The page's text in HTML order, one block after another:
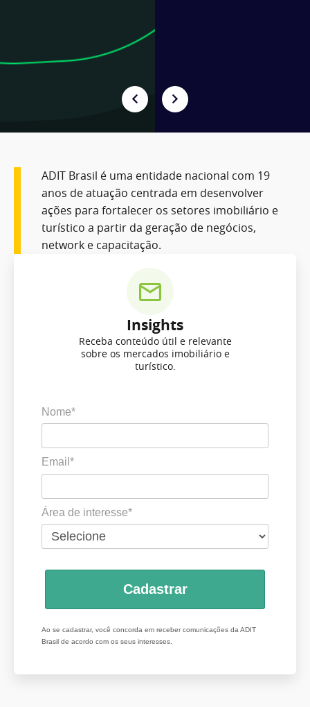
ADIT Brasil é uma entidade nacional com 19
anos de atuação centrada em desenvolver
ações para fortalecer os setores imobiliário e
turístico a partir da geração de negócios,
network e capacitação.
Insights
Receba conteúdo útil e relevante
sobre os mercados imobiliário e
turístico.
Nome*
Email*
Área de interesse*
Cadastrar
Ao se cadastrar, você concorda em receber comunicações da ADIT
Brasil de acordo com os seus interesses.